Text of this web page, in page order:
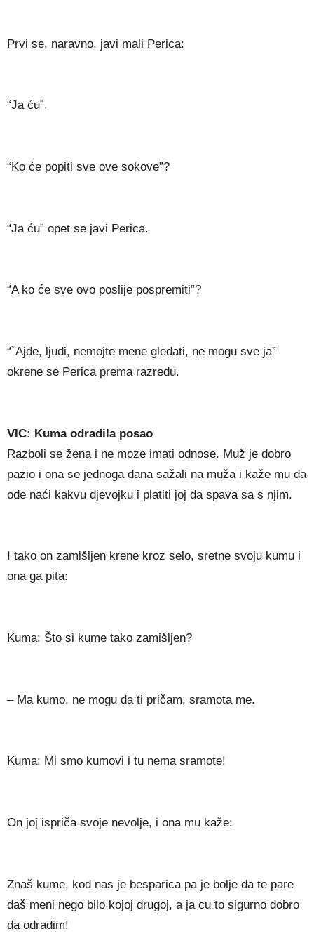
Prvi se, naravno, javi mali Perica:
“Ja ću”.
“Ko će popiti sve ove sokove”?
“Ja ću” opet se javi Perica.
“A ko će sve ovo poslije pospremiti”?
“`Ajde, ljudi, nemojte mene gledati, ne mogu sve ja”
okrene se Perica prema razredu.
VIC: Kuma odradila posao
Razboli se žena i ne moze imati odnose. Muž je dobro
pazio i ona se jednoga dana sažali na muža i kaže mu da
ode naći kakvu djevojku i platiti joj da spava sa s njim.
I tako on zamišljen krene kroz selo, sretne svoju kumu i
ona ga pita:
Kuma: Što si kume tako zamišljen?
– Ma kumo, ne mogu da ti pričam, sramota me.
Kuma: Mi smo kumovi i tu nema sramote!
On joj ispriča svoje nevolje, i ona mu kaže:
Znaš kume, kod nas je besparica pa je bolje da te pare
daš meni nego bilo kojoj drugoj, a ja cu to sigurno dobro
da odradim!